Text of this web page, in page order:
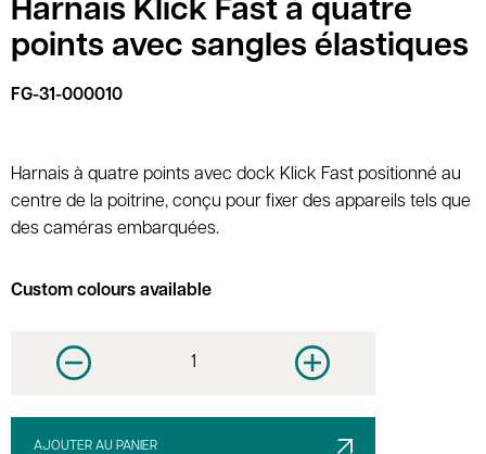
Harnais Klick Fast à quatre
points avec sangles élastiques
FG-31-000010
Harnais à quatre points avec dock Klick Fast positionné au
centre de la poitrine, conçu pour fixer des appareils tels que
des caméras embarquées.
Custom colours available
Decrease quantity Increase quantity
AJOUTER AU PANIER